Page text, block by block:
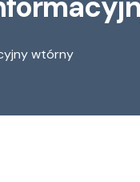
wtórny